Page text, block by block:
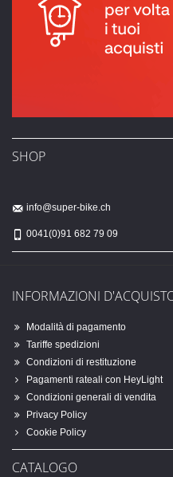
SHOP
info@super-bike.ch
0041(0)91 682 79 09
INFORMAZIONI
Modalità di pagamento
Tariffe spedizioni
Condizioni di restituzione
Pagamenti rateali con HeyLight
Condizioni generali di vendita
Privacy Policy
Cookie Policy
CATALOGO